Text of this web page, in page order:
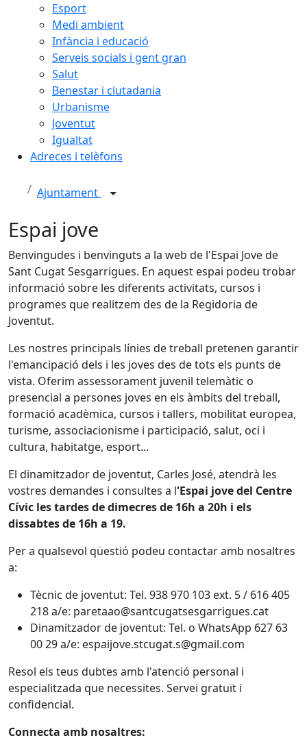
Esport
Medi ambient
Infància i educació
Serveis socials i gent gran
Salut
Benestar i ciutadania
Urbanisme
Joventut
Igualtat
Adreces i telèfons
Ajuntament
Espai jove
Benvingudes i benvinguts a la web de l'Espai Jove de
Sant Cugat Sesgarrigues. En aquest espai podeu trobar
informació sobre les diferents activitats, cursos i
programes que realitzem des de la Regidoria de
Joventut.
Les nostres principals línies de treball pretenen garantir
l'emancipació dels i les joves des de tots els punts de
vista. Oferim assessorament juvenil telemàtic o
presencial a persones joves en els àmbits del treball,
formació acadèmica, cursos i tallers, mobilitat europea,
turisme, associacionisme i participació, salut, oci i
cultura, habitatge, esport...
El dinamitzador de joventut, Carles José, atendrà les
vostres demandes i consultes a l'Espai jove del Centre
Cívic les tardes de dimecres de 16h a 20h i els
dissabtes de 16h a 19.
Per a qualsevol qüestió podeu contactar amb nosaltres
a:
Tècnic de joventut: Tel. 938 970 103 ext. 5 / 616 405
218 a/e: paretaao@santcugatsesgarrigues.cat
Dinamitzador de joventut: Tel. o WhatsApp 627 63
00 29 a/e: espaijove.stcugat.s@gmail.com
Resol els teus dubtes amb l'atenció personal i
especialitzada que necessites. Servei gratuït i
confidencial.
Connecta amb nosaltres: